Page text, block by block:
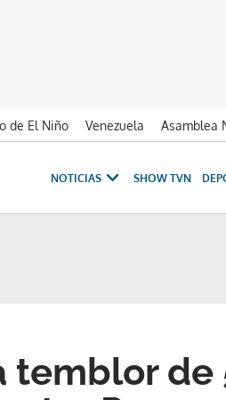
de El Niño Venezuela Asamblea
NOTICIAS SHOW TVN
temblor de